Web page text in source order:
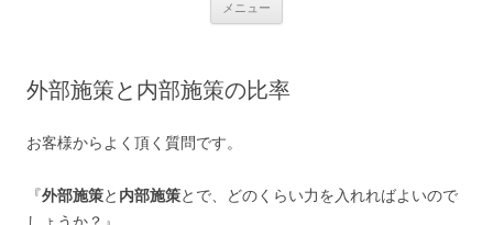
メニュー
ス
外部施策と内部施策の比率
お客様からよく頂く質問です。
『外部施策と 内部施策とで、どのくらい力を入れればよいので